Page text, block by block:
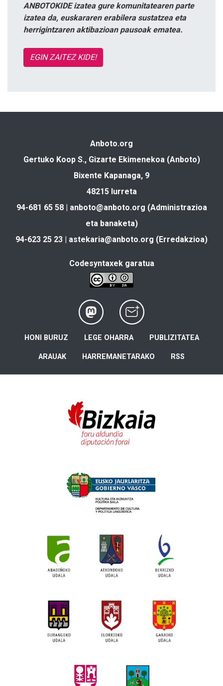
ANBOTOKIDE izatea gure komunitatearen parte
izatea da, euskararen erabilera sustatzea eta
herrigintzaren aktibazioan pausoak ematea.
EGIN ZAITEZ KIDE!
Anboto.org
Gertuko Koop S., Gizarte Ekimenekoa (Anboto)
Bixente Kapanaga, 9
48215 Iurreta
94-681 65 58 | anboto@anboto.org (Administrazioa
eta banaketa)
94-623 25 23 | astekaria@anboto.org (Erredakzioa)
Codesyntaxek garatua
HONI BURUZ LEGE OHARRA PUBLIZITATEA
ARAUAK HARREMANETARAKO RSS